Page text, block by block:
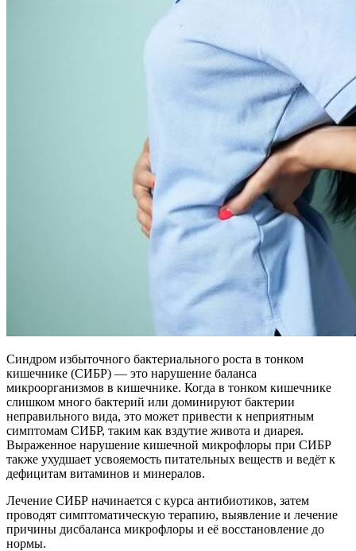
Синдром избыточного бактериального роста в тонком
кишечнике (СИБР) — это нарушение баланса
микроорганизмов в кишечнике. Когда в тонком кишечнике
слишком много бактерий или доминируют бактерии
неправильного вида, это может привести к неприятным
симптомам СИБР, таким как вздутие живота и диарея.
Выраженное нарушение кишечной микрофлоры при СИБР
также ухудшает усвояемость питательных веществ и ведёт к
дефицитам витаминов и минералов.
Лечение СИБР начинается с курса антибиотиков, затем
проводят симптоматическую терапию, выявление и лечение
причины дисбаланса микрофлоры и её восстановление до
нормы.